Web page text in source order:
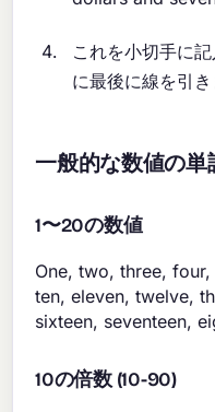
これを小切手に
に最後に線を引
一般的な数値の
1〜20の数値
One, two, three,
ten, eleven, twelve,
sixteen, seventeen,
10の倍数 (10-90)